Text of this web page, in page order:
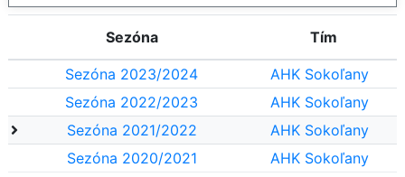
Sezóna Tím
Sezóna 2023/2024
AHK Sokoľany
Sezóna 2022/2023
AHK Sokoľany
Sezóna 2021/2022
AHK Sokoľany
Sezóna 2020/2021
AHK Sokoľany